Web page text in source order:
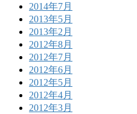
2014年7月
2013年5月
2013年2月
2012年8月
2012年7月
2012年6月
2012年5月
2012年4月
2012年3月